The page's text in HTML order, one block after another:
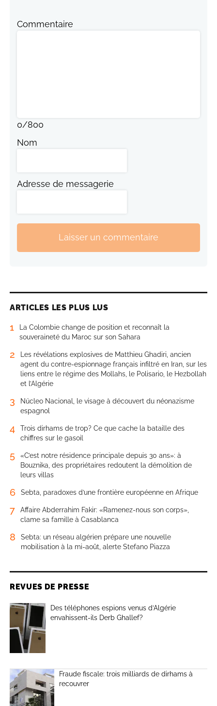
Commentaire
0/800
Nom
Adresse de messagerie
Laisser un commentaire
ARTICLES LES PLUS LUS
1
La Colombie change de position et reconnaît la
souveraineté du Maroc sur son Sahara
2
Les révélations explosives de Matthieu Ghadiri, ancien
agent du contre-espionnage français infiltré en Iran, sur les
liens entre le régime des Mollahs, le Polisario, le Hezbollah
et l’Algérie
3
Núcleo Nacional, le visage à découvert du néonazisme
espagnol
4
Trois dirhams de trop? Ce que cache la bataille des
chiffres sur le gasoil
5
«C’est notre résidence principale depuis 30 ans»: à
Bouznika, des propriétaires redoutent la démolition de
leurs villas
6 Sebta, paradoxes d’une frontière européenne en Afrique
7
Affaire Abderrahim Fakir: «Ramenez-nous son corps»,
clame sa famille à Casablanca
8
Sebta: un réseau algérien prépare une nouvelle
mobilisation à la mi-août, alerte Stefano Piazza
REVUES DE PRESSE
Des téléphones espions venus d’Algérie
envahissent-ils Derb Ghallef?
Fraude fiscale: trois milliards de dirhams à
recouvrer